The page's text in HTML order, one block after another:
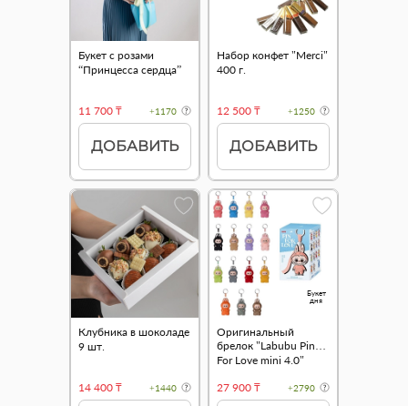
Букет с розами
“Принцесса сердца”
11 700 ₸ +1170
ДОБАВИТЬ
Набор конфет "Merci"
400 г.
12 500 ₸ +1250
ДОБАВИТЬ
Клубника в шоколаде
9 шт.
14 400 ₸ +1440
Букет
дня
Оригинальный
брелок "Labubu Pin
For Love mini 4.0"
27 900 ₸
+2790